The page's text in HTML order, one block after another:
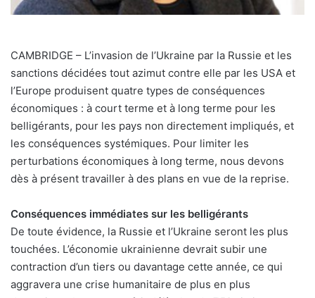
CAMBRIDGE – L’invasion de l’Ukraine par la Russie et les
sanctions décidées tout azimut contre elle par les USA et
l’Europe produisent quatre types de conséquences
économiques : à court terme et à long terme pour les
belligérants, pour les pays non directement impliqués, et
les conséquences systémiques. Pour limiter les
perturbations économiques à long terme, nous devons
dès à présent travailler à des plans en vue de la reprise.
Conséquences immédiates sur les belligérants
De toute évidence, la Russie et l’Ukraine seront les plus
touchées. L’économie ukrainienne devrait subir une
contraction d’un tiers ou davantage cette année, ce qui
aggravera une crise humanitaire de plus en plus